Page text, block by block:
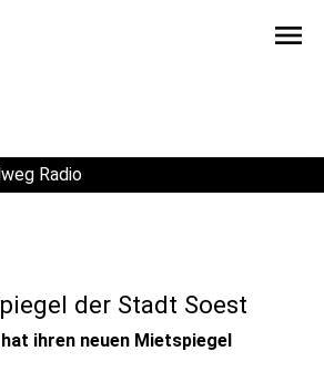
menu
Radio
der Stadt Soest
ihren neuen Mietspiegel